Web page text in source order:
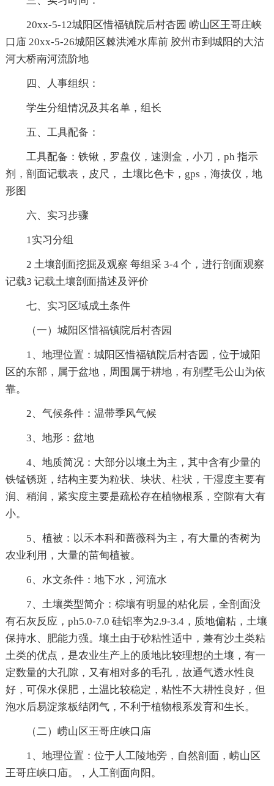
20xx-5-12城阳区惜福镇院后村杏园 崂山区王哥庄峡
口庙 20xx-5-26城阳区棘洪滩水库前 胶州市到城阳的大沽
河大桥南河流阶地
四、人事组织：
学生分组情况及其名单，组长
五、工具配备：
工具配备：铁锹，罗盘仪，速测盒，小刀，ph 指示
剂，剖面记载表，皮尺， 土壤比色卡，gps，海拔仪，地
形图
六、实习步骤
1实习分组
2 土壤剖面挖掘及观察 每组采 3-4 个，进行剖面观察
记载3 记载土壤剖面描述及评价
七、实习区域成土条件
（一）城阳区惜福镇院后村杏园
1、地理位置：城阳区惜福镇院后村杏园，位于城阳
区的东部，属于盆地，周围属于耕地，有别墅毛公山为依
靠。
2、气候条件：温带季风气候
3、地形：盆地
4、地质简况：大部分以壤土为主，其中含有少量的
铁锰锈斑，结构主要为粒状、块状、柱状，干湿度主要有
润、稍润，紧实度主要是疏松存在植物根系，空隙有大有
小。
5、植被：以禾本科和蔷薇科为主，有大量的杏树为
农业利用，大量的苗甸植被。
6、水文条件：地下水，河流水
7、土壤类型简介：棕壤有明显的粘化层，全剖面没
有石灰反应，ph5.0-7.0 硅铝率为2.9-3.4，质地偏粘，土壤
保持水、肥能力强。壤土由于砂粘性适中，兼有沙土类粘
土类的优点，是农业生产上的质地比较理想的土壤，有一
定数量的大孔隙，又有相对多的毛孔，故通气透水性良
好，可保水保肥，土温比较稳定，粘性不大耕性良好，但
泡水后易淀浆板结闭气，不利于植物根系发育和生长。
（二）崂山区王哥庄峡口庙
1、地理位置：位于人工陵地旁，自然剖面，崂山区
王哥庄峡口庙。，人工剖面向阳。